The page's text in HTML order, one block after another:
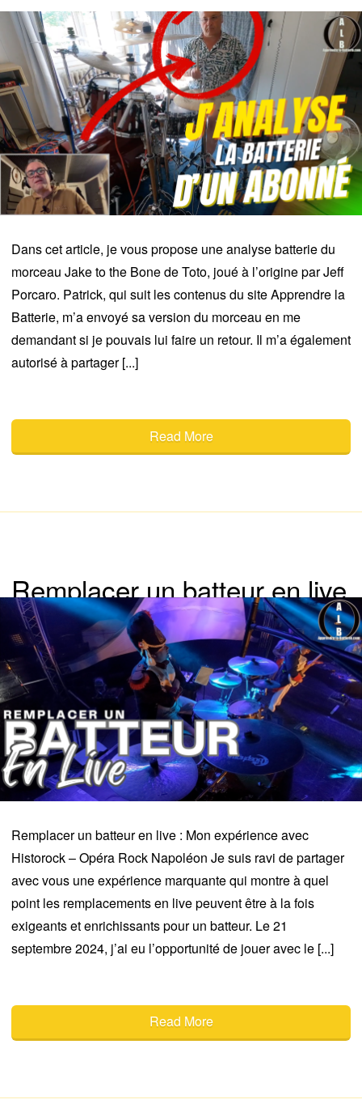
Dans cet article, je vous propose une analyse batterie du
morceau Jake to the Bone de Toto, joué à l’origine par Jeff
Porcaro. Patrick, qui suit les contenus du site Apprendre la
Batterie, m’a envoyé sa version du morceau en me
demandant si je pouvais lui faire un retour. Il m’a également
autorisé à partager [...]
Read More
Remplacer un batteur en live
Remplacer un batteur en live : Mon expérience avec
Historock – Opéra Rock Napoléon Je suis ravi de partager
avec vous une expérience marquante qui montre à quel
point les remplacements en live peuvent être à la fois
exigeants et enrichissants pour un batteur. Le 21
septembre 2024, j’ai eu l’opportunité de jouer avec le [...]
Read More